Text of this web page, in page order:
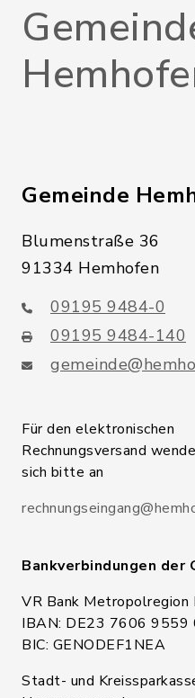
Gemeinde
Blumenstraße 36
91334 Hemhofen
09195 9484-0
09195 9484-140
Für den elektronischen
Rechnungsversand
sich bitte an
Bankverbindungen der
VR Bank Metropolregion
IBAN: DE23 7606
BIC: GENODEF1NEA
Stadt- und